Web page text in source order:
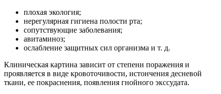
плохая экология;
нерегулярная гигиена полости рта;
сопутствующие заболевания;
авитаминоз;
ослабление защитных сил организма и т. д.
Клиническая картина зависит от степени поражения и
проявляется в виде кровоточивости, истончения десневой
ткани, ее покраснения, появления гнойного экссудата.